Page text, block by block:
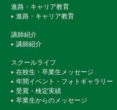
進路・キャリア教育
進路・キャリア教育
講師紹介
講師紹介
スクールライフ
在校生・卒業生メッセージ
年間イベント・フォトギャラリー
受賞・検定実績
卒業生からのメッセージ